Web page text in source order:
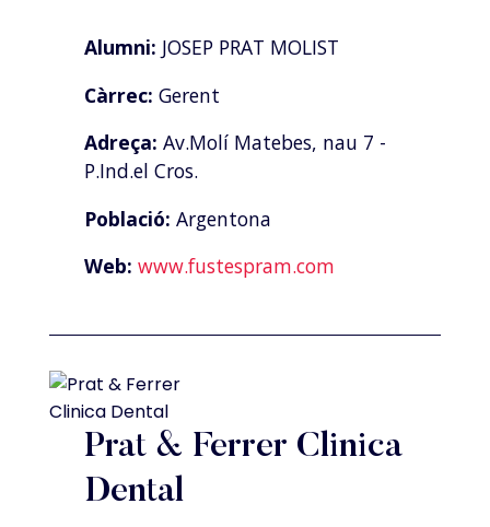
Alumni: JOSEP PRAT MOLIST
Càrrec: Gerent
Adreça: Av.Molí Matebes, nau 7 -
P.Ind.el Cros.
Població: Argentona
Web: www.fustespram.com
Prat & Ferrer Clinica
Dental